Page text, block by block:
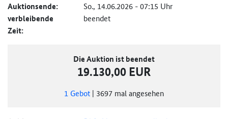
Auktionsende: So., 14.06.2026 - 07:15 Uhr
verbleibende
Zeit:
beendet
Die Auktion ist beendet
19.130,00 EUR
1 Gebot | 3697 mal angesehen